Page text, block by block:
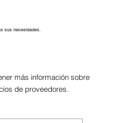
sus necesidades.
más información sobre
de proveedores.